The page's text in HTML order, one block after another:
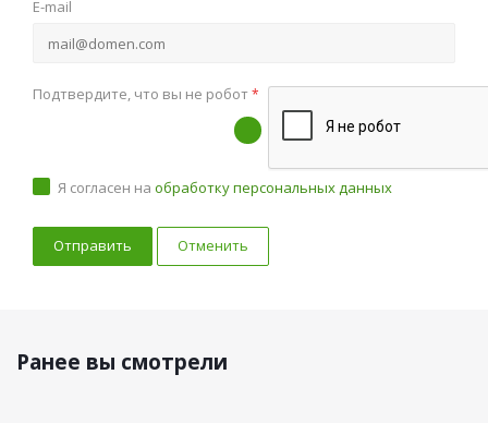
E-mail
Подтвердите, что вы не робот*
Я согласен на обработку персональных данных
Отменить
Ранее вы смотрели